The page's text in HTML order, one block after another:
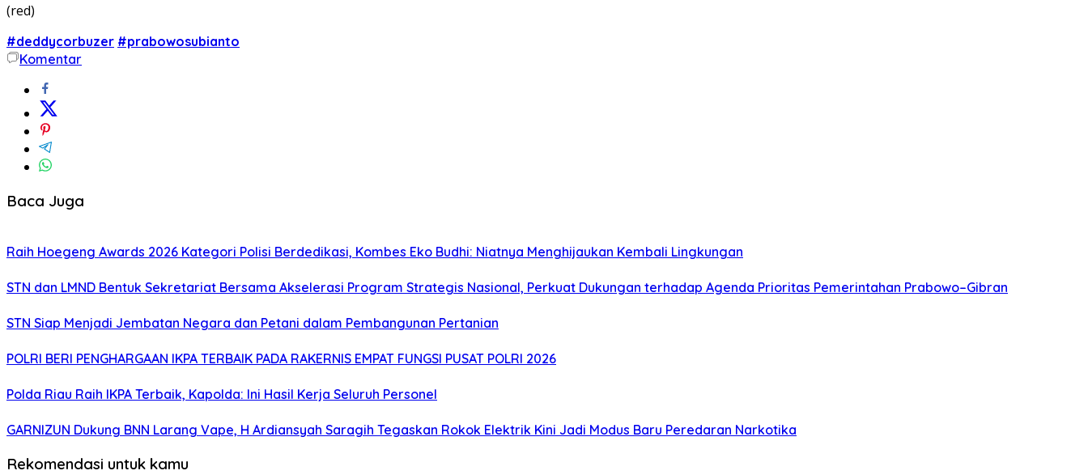
(red)
#deddycorbuzer #prabowosubianto
Komentar
Baca Juga
Raih Hoegeng Awards 2026 Kategori Polisi Berdedikasi, Kombes Eko Budhi: Niatnya Menghijaukan Kembali Lingkungan
STN dan LMND Bentuk Sekretariat Bersama Akselerasi Program Strategis Nasional, Perkuat Dukungan terhadap Agenda Prioritas Pemerintahan Prabowo–Gibran
STN Siap Menjadi Jembatan Negara dan Petani dalam Pembangunan Pertanian
POLRI BERI PENGHARGAAN IKPA TERBAIK PADA RAKERNIS EMPAT FUNGSI PUSAT POLRI 2026
Polda Riau Raih IKPA Terbaik, Kapolda: Ini Hasil Kerja Seluruh Personel
GARNIZUN Dukung BNN Larang Vape, H Ardiansyah Saragih Tegaskan Rokok Elektrik Kini Jadi Modus Baru Peredaran Narkotika
Rekomendasi untuk kamu